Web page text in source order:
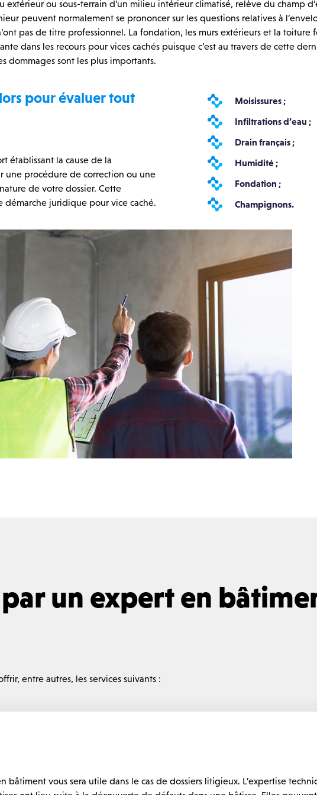
ou sous-terrain d’un milieu intérieur climatisé, relève du champ
peuvent normalement se prononcer sur les questions relatives à
pas de titre professionnel. La fondation, les murs extérieurs et la toiture
dans les recours pour vices cachés puisque c’est au travers de cette
dommages sont les plus importants.
pour évaluer tout
établissant la cause de la
une procédure de correction ou une
de votre dossier. Cette
juridique pour vice caché.
Moisissures ;
Infiltrations d’eau ;
Drain français ;
Humidité ;
Fondation ;
Champignons.
un expert en
entre autres, les services suivants :
bâtiment vous sera utile dans le cas de dossiers litigieux. L’expertise